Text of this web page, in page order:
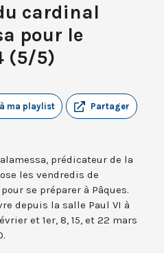
cardinal
pour le
(5/5)
Partager
ma playlist
prédicateur de la
les vendredis de
se préparer à Pâques.
depuis la salle Paul VI à
et 1er, 8, 15, et 22 mars